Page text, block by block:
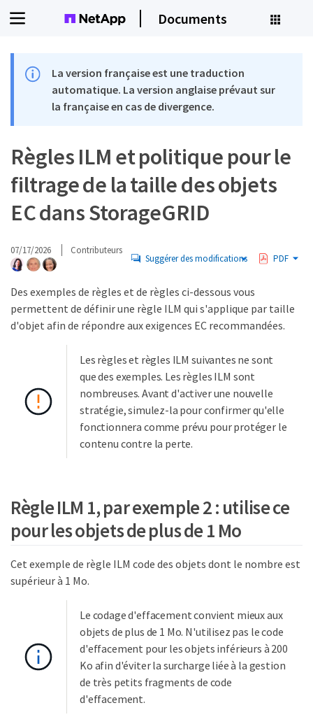
Documents
La version française est une traduction
automatique. La version anglaise prévaut sur
la française en cas de divergence.
Règles ILM et politique pour le
filtrage de la taille des objets
EC dans StorageGRID
07/17/2026 Contributeurs
Suggérer des modifications PDF
Des exemples de règles et de règles ci-dessous vous
permettent de définir une règle ILM qui s'applique par taille
d'objet afin de répondre aux exigences EC recommandées.
Les règles et règles ILM suivantes ne sont
que des exemples. Les règles ILM sont
nombreuses. Avant d'activer une nouvelle
stratégie, simulez-la pour confirmer qu'elle
fonctionnera comme prévu pour protéger le
contenu contre la perte.
Règle ILM 1, par exemple 2 : utilise ce
pour les objets de plus de 1 Mo
Cet exemple de règle ILM code des objets dont le nombre est
supérieur à 1 Mo.
Le codage d'effacement convient mieux aux
objets de plus de 1 Mo. N'utilisez pas le code
d'effacement pour les objets inférieurs à 200
Ko afin d'éviter la surcharge liée à la gestion
de très petits fragments de code
d'effacement.